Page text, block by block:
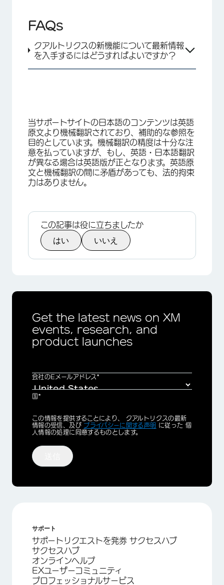
FAQs
クアルトリクスの新機能について最新情報
を入手するにはどうすればよいですか？
当サポートサイトの日本語のコンテンツは英語
原文より機械翻訳されており、補助的な参照を
目的としています。機械翻訳の精度は十分な注
意を払っていますが、もし、英語・日本語翻訳
が異なる場合は英語版が正となります。英語原
文と機械翻訳の間に矛盾があっても、法的拘束
力はありません。
この記事は役に立ちましたか
はい いいえ
Get the latest news on XM
events, research, and
product launches
会社のEメールアドレス*
国*
Privacy
Optin
この情報を提供することにより、 クアルトリクスの最新
情報の受信、及び プライバシーに関する声明 に従った 個
人情報の処理に同意するものとします。
サポート
サポートリクエストを発券 サクセスハブ
サクセスハブ
オンラインヘルプ
EXユーザーコミュニティ
プロフェッショナルサービス